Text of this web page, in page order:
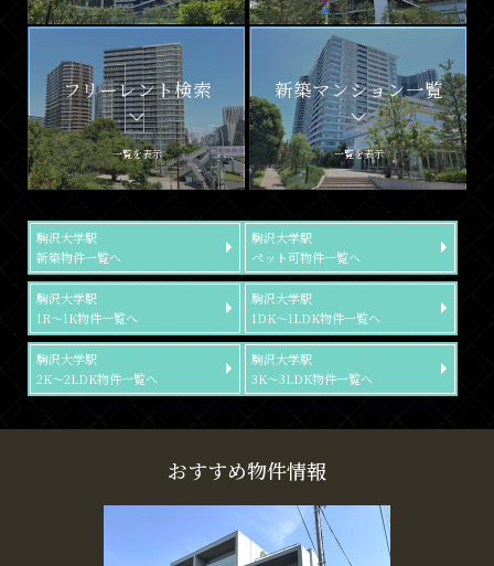
フリーレント検索
一覧を表示
新築マンション一覧
一覧を表示
駒沢大学駅
新築物件一覧へ
駒沢大学駅
ペット可物件一覧へ
駒沢大学駅
1R～1K物件一覧へ
駒沢大学駅
1DK～1LDK物件一覧へ
駒沢大学駅
2K～2LDK物件一覧へ
駒沢大学駅
3K～3LDK物件一覧へ
おすすめ物件情報